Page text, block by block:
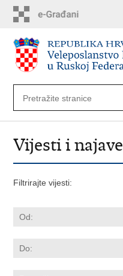
sadržaj
Vijesti i najave
Filtrirajte vijesti: